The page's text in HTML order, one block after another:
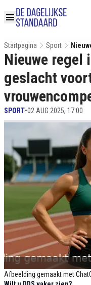
Startpagina Sport
Afbeelding gemaakt met
Nieuwe
geslacht
SPORT•02 AUG 2025, 17:00